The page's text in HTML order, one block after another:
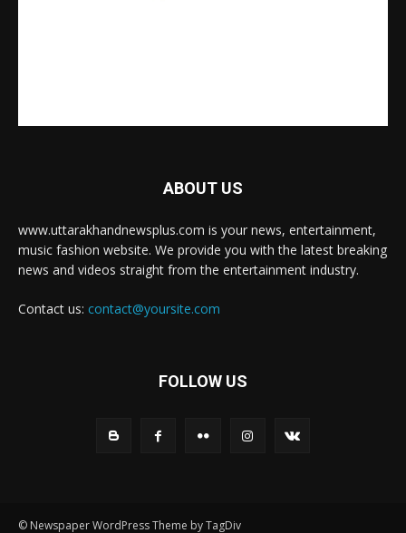
ABOUT US
www.uttarakhandnewsplus.com is your news, entertainment,
music fashion website. We provide you with the latest breaking
news and videos straight from the entertainment industry.
Contact us: contact@yoursite.com
FOLLOW US
© Newspaper WordPress Theme by TagDiv